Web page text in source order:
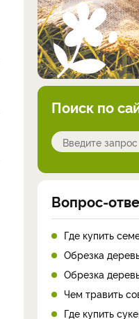
Поиск по
Вопрос-
Где купить
Обрезка
Обрезка
Чем травить
Где купить